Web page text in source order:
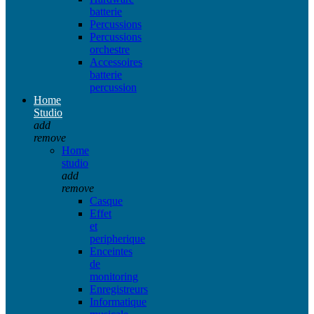
batterie
Percussions
Percussions
orchestre
Accessoires
batterie
percussion
Home
Studio
add
remove
Home
studio
add
remove
Casque
Effet
et
peripherique
Enceintes
de
monitoring
Enregistreurs
Informatique